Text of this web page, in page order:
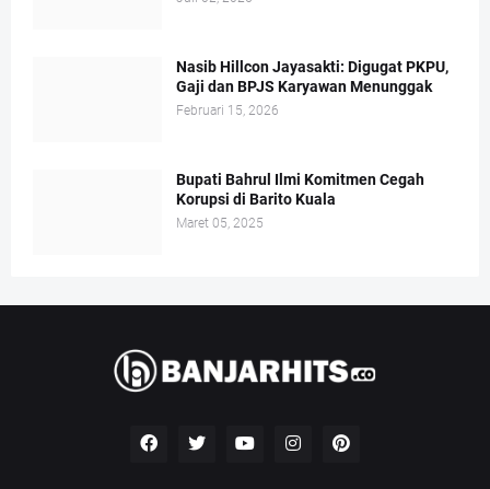
Nasib Hillcon Jayasakti: Digugat PKPU,
Gaji dan BPJS Karyawan Menunggak
Februari 15, 2026
Bupati Bahrul Ilmi Komitmen Cegah
Korupsi di Barito Kuala
Maret 05, 2025